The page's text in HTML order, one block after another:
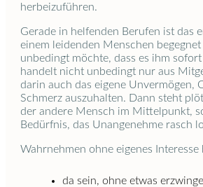
herbeizuführen.
Gerade in helfenden Berufen ist das
einem leidenden Menschen
unbedingt möchte, dass es ihm sofort
handelt nicht unbedingt nur aus
darin auch das eigene Unvermögen,
Schmerz auszuhalten. Dann steht
der andere Mensch im Mittelpunkt,
Bedürfnis, das Unangenehme rasch
Wahrnehmen ohne eigenes Interesse
da sein, ohne etwas